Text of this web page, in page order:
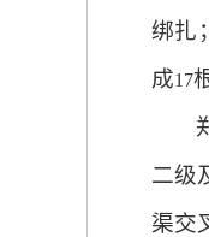
绑扎
成17
二级
渠交